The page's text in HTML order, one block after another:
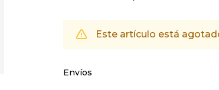
Este artículo está
Envíos